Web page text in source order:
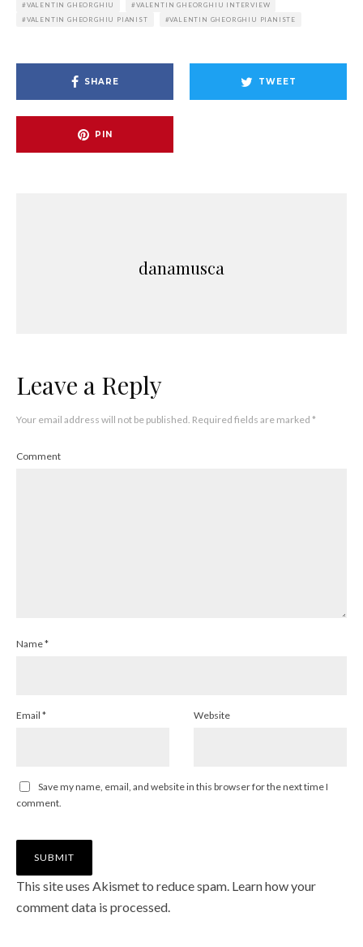
VALENTIN GHEORGHIU
VALENTIN GHEORGHIU INTERVIEW
VALENTIN GHEORGHIU PIANIST
VALENTIN GHEORGHIU PIANISTE
SHARE TWEET
PIN
danamusca
Leave a Reply
Your email address will not be published. Required fields are marked *
Comment
Name*
Email * Website
Save my name, email, and website in this browser for the next time I
comment.
This site uses Akismet to reduce spam. Learn how your
comment data is processed.